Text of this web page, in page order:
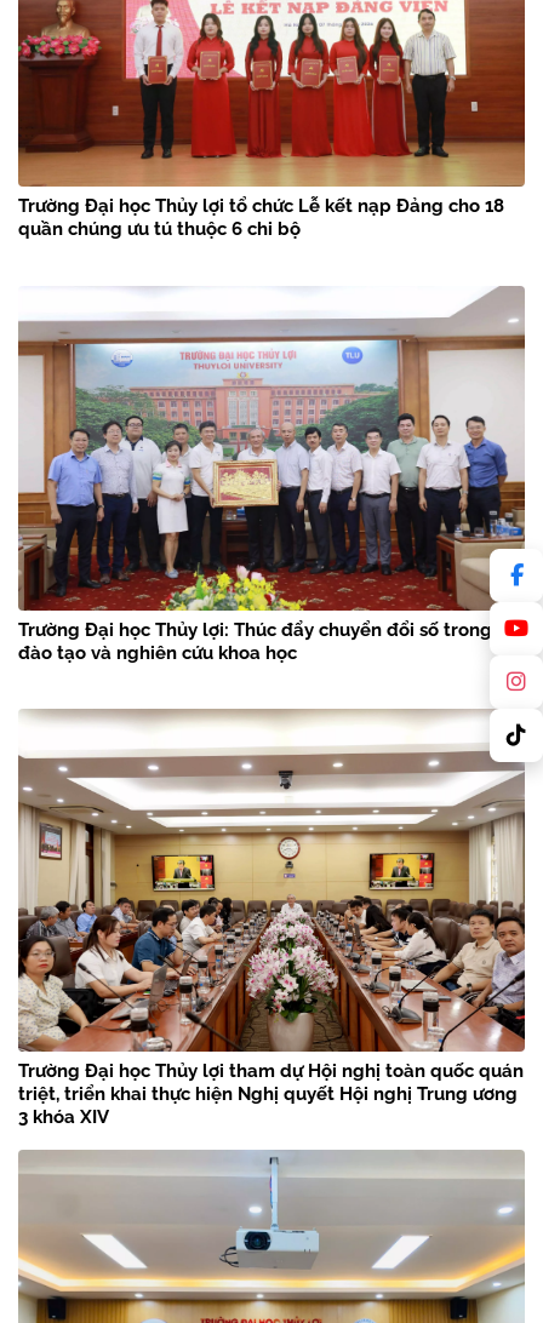
Trường Đại học Thủy lợi tổ chức Lễ kết nạp Đảng cho 18
quần chúng ưu tú thuộc 6 chi bộ
Trường Đại học Thủy lợi: Thúc đẩy chuyển đổi số trong
đào tạo và nghiên cứu khoa học
Trường Đại học Thủy lợi tham dự Hội nghị toàn quốc quán
triệt, triển khai thực hiện Nghị quyết Hội nghị Trung ương
3 khóa XIV